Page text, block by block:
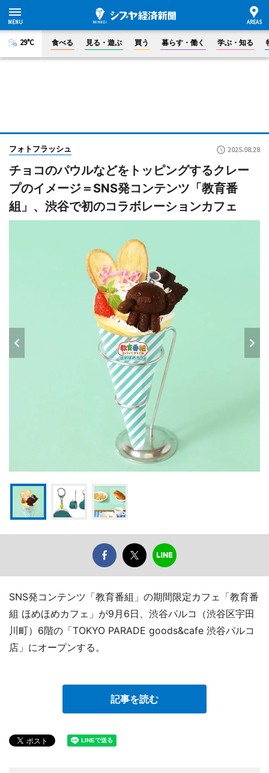
29°C 食べる 見る・遊ぶ 買う 暮らす・働く 学ぶ・知る
フォトフラッシュ 2025.08.28
チョコのパウルなどをトッピングするクレー
プのイメージ＝SNS発コンテンツ「教育番
組」、渋谷で初のコラボレーションカフェ
SNS発コンテンツ「教育番組」の期間限定カフェ「教育番
組 ほめほめカフェ」が9月6日、渋谷パルコ（渋谷区宇田
川町）6階の「TOKYO PARADE goods&cafe 渋谷パルコ
店」にオープンする。
記事を読む